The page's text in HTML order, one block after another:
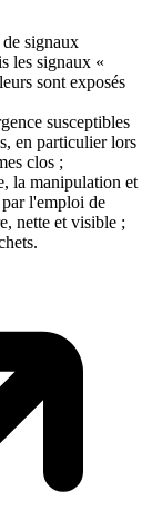
signaux
les signaux «
sont exposés
susceptibles
en particulier lors
clos ;
la manipulation et
l'emploi de
nette et visible ;